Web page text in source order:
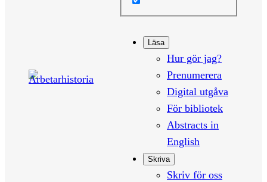
Läsa
Hur gör jag?
Prenumerera
Digital utgåva
För bibliotek
Abstracts in
English
Skriva
Skriv för oss